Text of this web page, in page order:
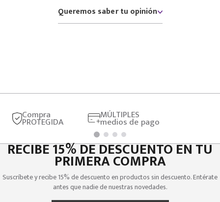
Queremos saber tu opinión
Compra
PROTEGIDA
MÚLTIPLES
medios de pago
RECIBE 15% DE DESCUENTO EN TU
PRIMERA COMPRA
Suscríbete y recibe 15% de descuento en productos sin descuento. Entérate
antes que nadie de nuestras novedades.